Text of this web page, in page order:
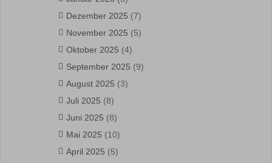
Dezember 2025 (7)
November 2025 (5)
Oktober 2025 (4)
September 2025 (9)
August 2025 (3)
Juli 2025 (8)
Juni 2025 (8)
Mai 2025 (10)
April 2025 (5)